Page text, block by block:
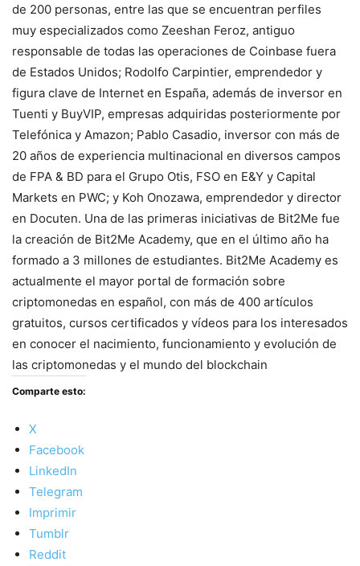
de 200 personas, entre las que se encuentran perfiles
muy especializados como Zeeshan Feroz, antiguo
responsable de todas las operaciones de Coinbase fuera
de Estados Unidos; Rodolfo Carpintier, emprendedor y
figura clave de Internet en España, además de inversor en
Tuenti y BuyVIP, empresas adquiridas posteriormente por
Telefónica y Amazon; Pablo Casadio, inversor con más de
20 años de experiencia multinacional en diversos campos
de FPA & BD para el Grupo Otis, FSO en E&Y y Capital
Markets en PWC; y Koh Onozawa, emprendedor y director
en Docuten. Una de las primeras iniciativas de Bit2Me fue
la creación de Bit2Me Academy, que en el último año ha
formado a 3 millones de estudiantes. Bit2Me Academy es
actualmente el mayor portal de formación sobre
criptomonedas en español, con más de 400 artículos
gratuitos, cursos certificados y vídeos para los interesados
en conocer el nacimiento, funcionamiento y evolución de
las criptomonedas y el mundo del blockchain
Comparte esto:
X
Facebook
LinkedIn
Telegram
Imprimir
Tumblr
Reddit